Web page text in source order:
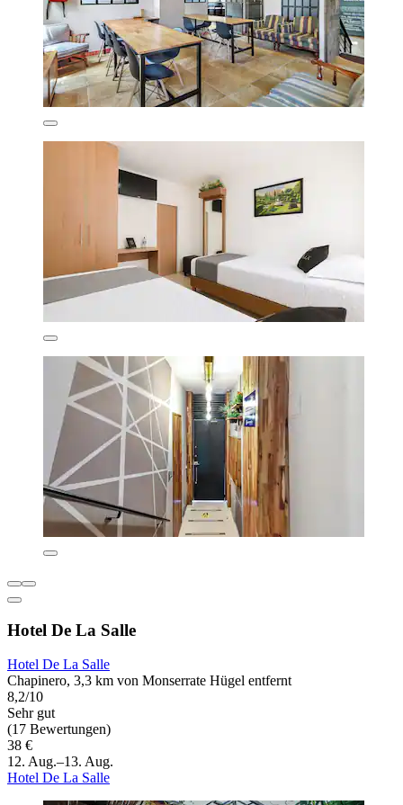
Hotel De La Salle
Hotel De La Salle
Chapinero, 3,3 km von Monserrate Hügel entfernt
8,2/10
Sehr gut
(17 Bewertungen)
38 €
12. Aug.–13. Aug.
Hotel De La Salle